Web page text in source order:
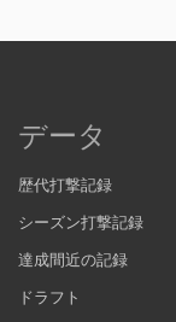
データ
歴代打撃記録
シーズン打撃記録
達成間近の記録
ドラフト